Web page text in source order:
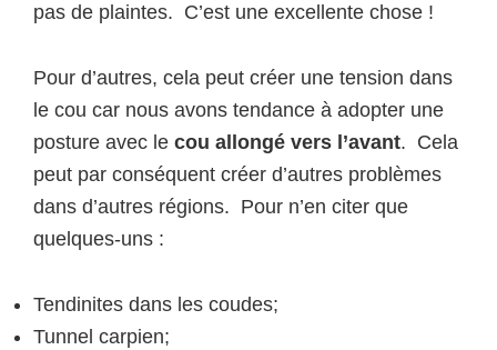
pas de plaintes. C’est une excellente chose !
Pour d’autres, cela peut créer une tension dans
le cou car nous avons tendance à adopter une
posture avec le cou allongé vers l’avant. Cela
peut par conséquent créer d’autres problèmes
dans d’autres régions. Pour n’en citer que
quelques-uns :
Tendinites dans les coudes;
Tunnel carpien;